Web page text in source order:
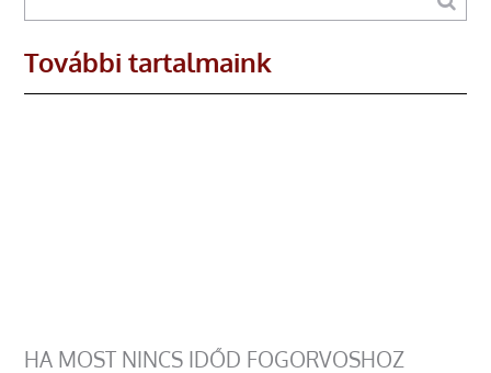
További tartalmaink
HA MOST NINCS IDŐD FOGORVOSHOZ